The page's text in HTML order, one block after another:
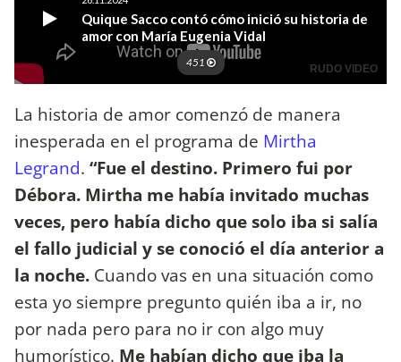
La historia de amor comenzó de manera
inesperada en el programa de Mirtha
Legrand. “Fue el destino. Primero fui por
Débora. Mirtha me había invitado muchas
veces, pero había dicho que solo iba si salía
el fallo judicial y se conoció el día anterior a
la noche. Cuando vas en una situación como
esta yo siempre pregunto quién iba a ir, no
por nada pero para no ir con algo muy
humorístico. Me habían dicho que iba la